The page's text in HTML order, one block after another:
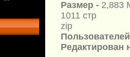
Размер - 2,883
1011 стр
zip
Редактирован